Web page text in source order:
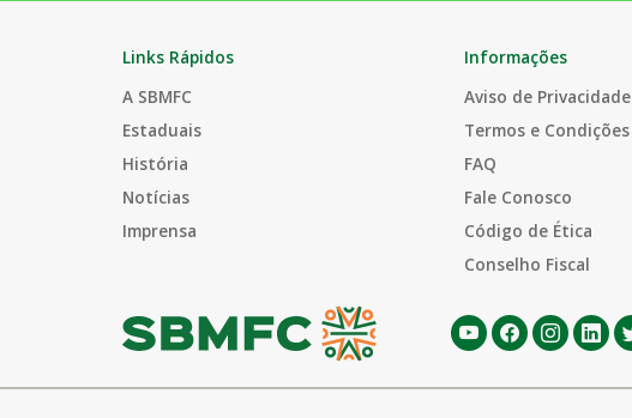
Links Rápidos
A SBMFC
Estaduais
História
Notícias
Imprensa
Informações
Aviso de Privacidade
Termos e Condições
FAQ
Fale Conosco
Código de Ética
Conselho Fiscal